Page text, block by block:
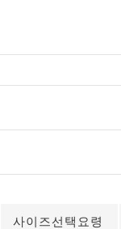
사이즈선택요령